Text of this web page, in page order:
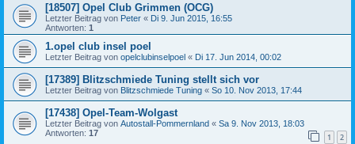
[18507] Opel Club Grimmen (OCG)
Letzter Beitrag von Peter « Di 9. Jun 2015, 16:55
Antworten: 1
1.opel club insel poel
Letzter Beitrag von opelclubinselpoel « Di 17. Jun 2014, 00:02
[17389] Blitzschmiede Tuning stellt sich vor
Letzter Beitrag von Blitzschmiede Tuning « So 10. Nov 2013, 17:44
[17438] Opel-Team-Wolgast
Letzter Beitrag von Autostall-Pommernland « Sa 9. Nov 2013, 18:03
Antworten: 17 1 2